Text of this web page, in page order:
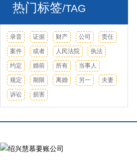
热门标签/TAG
录音 证据 财产 公司 责任
案件 或者 人民法院 执法
约定 婚前 所有 当事人
规定 期限 离婚 另一 夫妻
诉讼 损害